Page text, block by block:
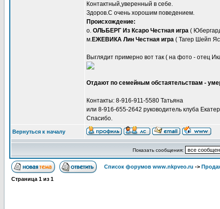
Контактный,уверенный в себе.
Здоров.С очень хорошим поведением.
Происхождение:
о. ОЛЬБЕРГ Из Ксаро Честная игра (
м.ЕЖЕВИКА Лин Честная игра ( Тагер Шейп
Выглядит примерно вот так ( на фото - отец
Отдают по семейным обстаятельствам -
Контакты: 8-916-911-5580 Татьяна
или 8-916-655-2642 руководитель клуба
Спасибо.
Вернуться к началу
Показать сообщения:
Список форумов www.nkpveo.ru ->
Страница 1 из 1